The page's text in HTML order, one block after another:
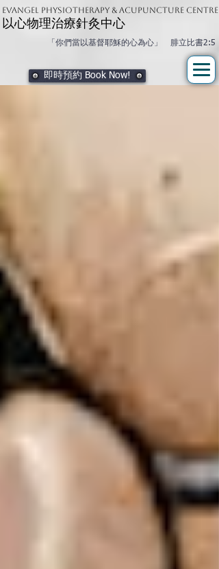
Evangel physiotherapy & Acupuncture Centre
以心物理治療針灸中心
「你們當以基督耶穌的心為心」 腓立比書2:5
即時預約 Book Now!